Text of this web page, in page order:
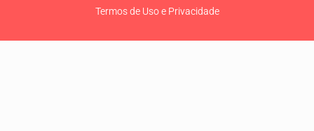
Termos de Uso e Privacidade